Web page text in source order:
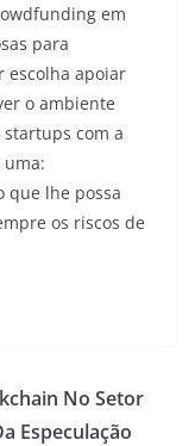
em
para
escolha apoiar
o ambiente
com a
uma:
que lhe possa
os riscos de
No Setor
Especulação